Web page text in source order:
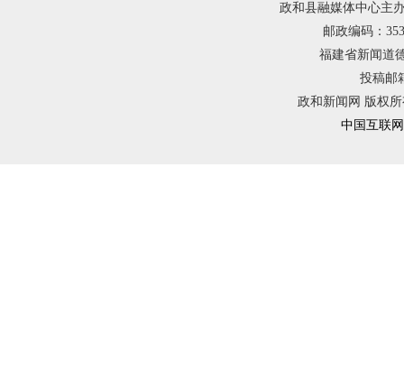
政和县融媒体中心主
邮政编码：
福建省新闻道
投稿邮
政和新闻网 版权
中国互联